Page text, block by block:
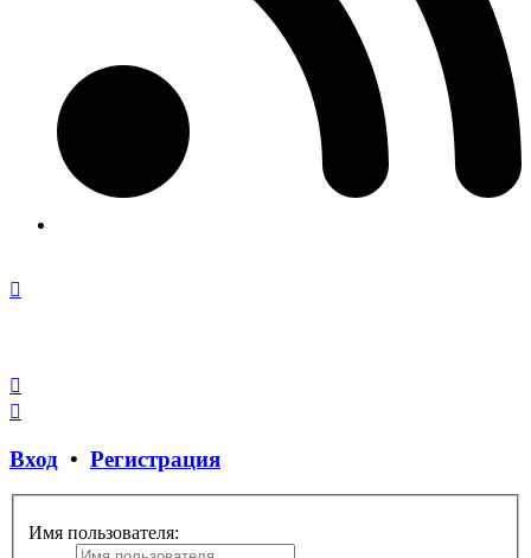
Вход • Регистрация
Имя пользователя: